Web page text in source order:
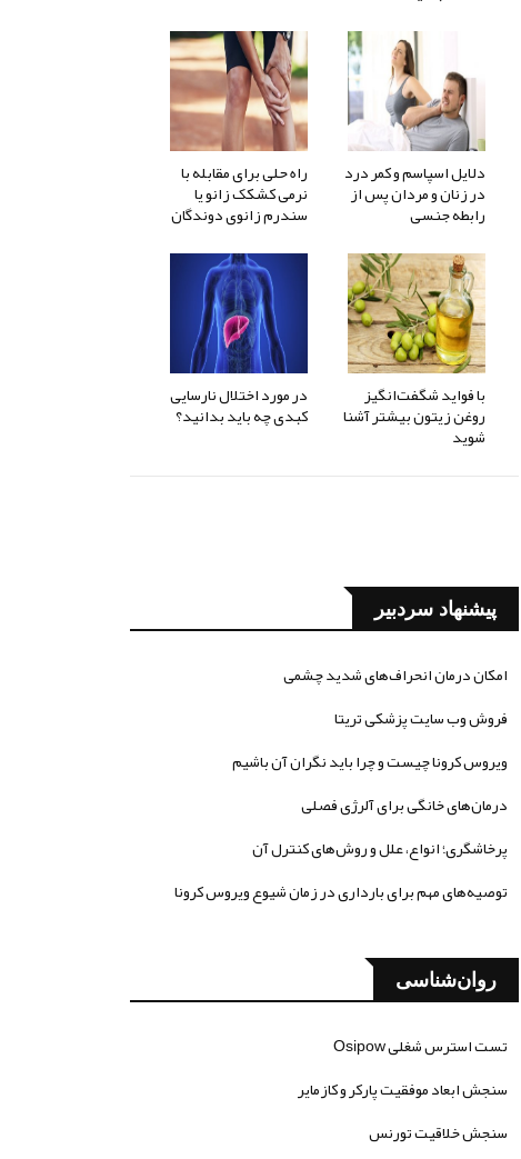
دلایل اسپاسم و کمر درد
در زنان و مردان پس از
رابطه جنسی
راه حلی برای مقابله با
نرمی کشکک زانو یا
سندرم زانوی دوندگان
با فواید شگفت‌انگیز
روغن زیتون بیشتر آشنا
شوید
در مورد اختلال نارسایی
کبدی چه باید بدانید؟
پیشنهاد سردبیر
امکان درمان انحراف‌های شدید چشمی
فروش وب سایت پزشکی تریتا
ویروس کرونا چیست و چرا باید نگران آن باشیم
درمان‌های خانگی برای آلرژی فصلی
پرخاشگری؛ انواع، علل و روش‌های کنترل آن
توصیه‌های مهم برای بارداری در زمان شیوع ویروس کرونا
روان‌شناسی
تست استرس شغلی Osipow
سنجش ابعاد موفقیت پارکر و کازمایر
سنجش خلاقیت تورنس